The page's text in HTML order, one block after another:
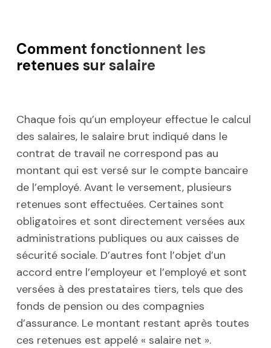
Comment fonctionnent les
retenues sur salaire
Chaque fois qu’un employeur effectue le calcul
des salaires, le salaire brut indiqué dans le
contrat de travail ne correspond pas au
montant qui est versé sur le compte bancaire
de l’employé. Avant le versement, plusieurs
retenues sont effectuées. Certaines sont
obligatoires et sont directement versées aux
administrations publiques ou aux caisses de
sécurité sociale. D’autres font l’objet d’un
accord entre l’employeur et l’employé et sont
versées à des prestataires tiers, tels que des
fonds de pension ou des compagnies
d’assurance. Le montant restant après toutes
ces retenues est appelé « salaire net ».